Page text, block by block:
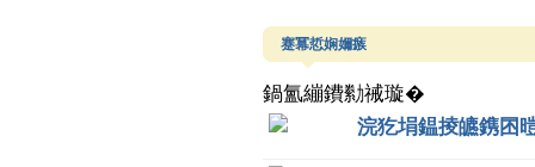
蹇冪悊娴嬭瘯
鍋氳繃鐨勬祴璇�
浣犵埍鎾掕皫鎸囨